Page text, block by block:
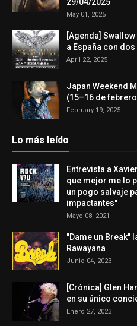
29/04/2025
May 01, 2025
[Agenda]
a España con
April 22, 2025
Japan Weekend
(15–16 de
February 19, 2025
Lo más leído
Entrevista a
que mejor me lo
un pogo salvaje
impactantes"
Mayo 08, 2021
"Dame un Break"
Rawayana
Junio 04, 2023
[Crónica] Glen
en su único
Enero 27, 2023